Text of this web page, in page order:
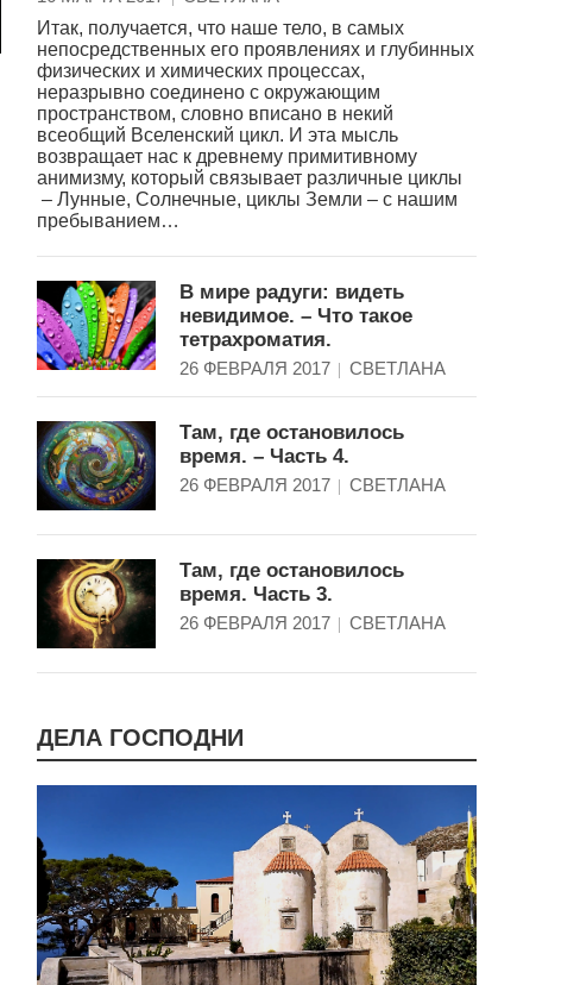
Итак, получается, что наше тело, в самых
непосредственных его проявлениях и глубинных
физических и химических процессах,
неразрывно соединено с окружающим
пространством, словно вписано в некий
всеобщий Вселенский цикл. И эта мысль
возвращает нас к древнему примитивному
анимизму, который связывает различные циклы
– Лунные, Солнечные, циклы Земли – с нашим
пребыванием…
В мире радуги: видеть
невидимое. – Что такое
тетрахроматия.
26 ФЕВРАЛЯ 2017 СВЕТЛАНА
Там, где остановилось
время. – Часть 4.
26 ФЕВРАЛЯ 2017 СВЕТЛАНА
Там, где остановилось
время. Часть 3.
26 ФЕВРАЛЯ 2017 СВЕТЛАНА
ДЕЛА ГОСПОДНИ